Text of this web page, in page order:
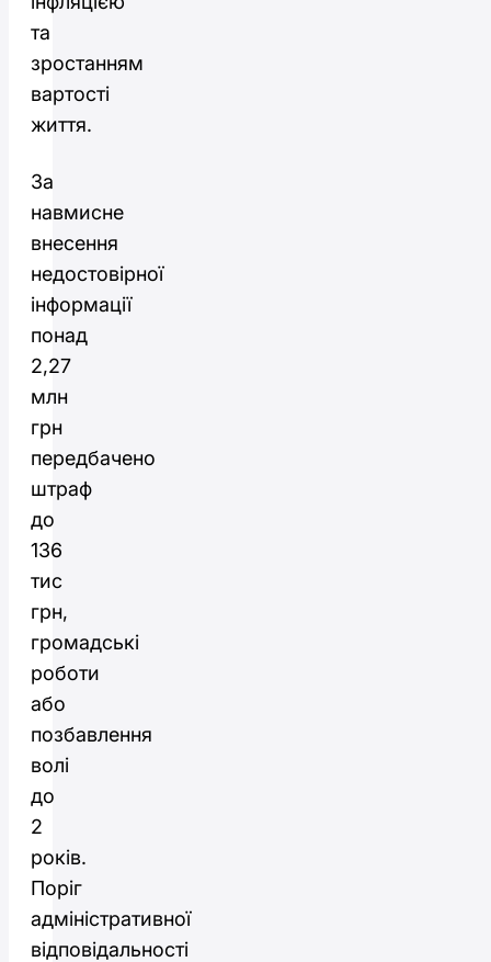
та
зростанням
вартості
життя.
За
навмисне
внесення
недостовірної
інформації
понад
2,27
млн
грн
передбачено
штраф
до
136
тис
грн,
громадські
роботи
або
позбавлення
волі
до
2
років.
Поріг
адміністративної
відповідальності